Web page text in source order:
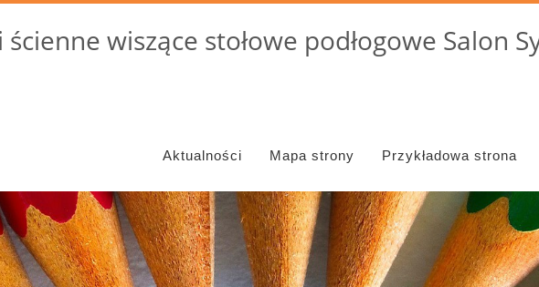
wiszące stołowe podłogowe Salon
Aktualności Mapa strony Przykładowa strona